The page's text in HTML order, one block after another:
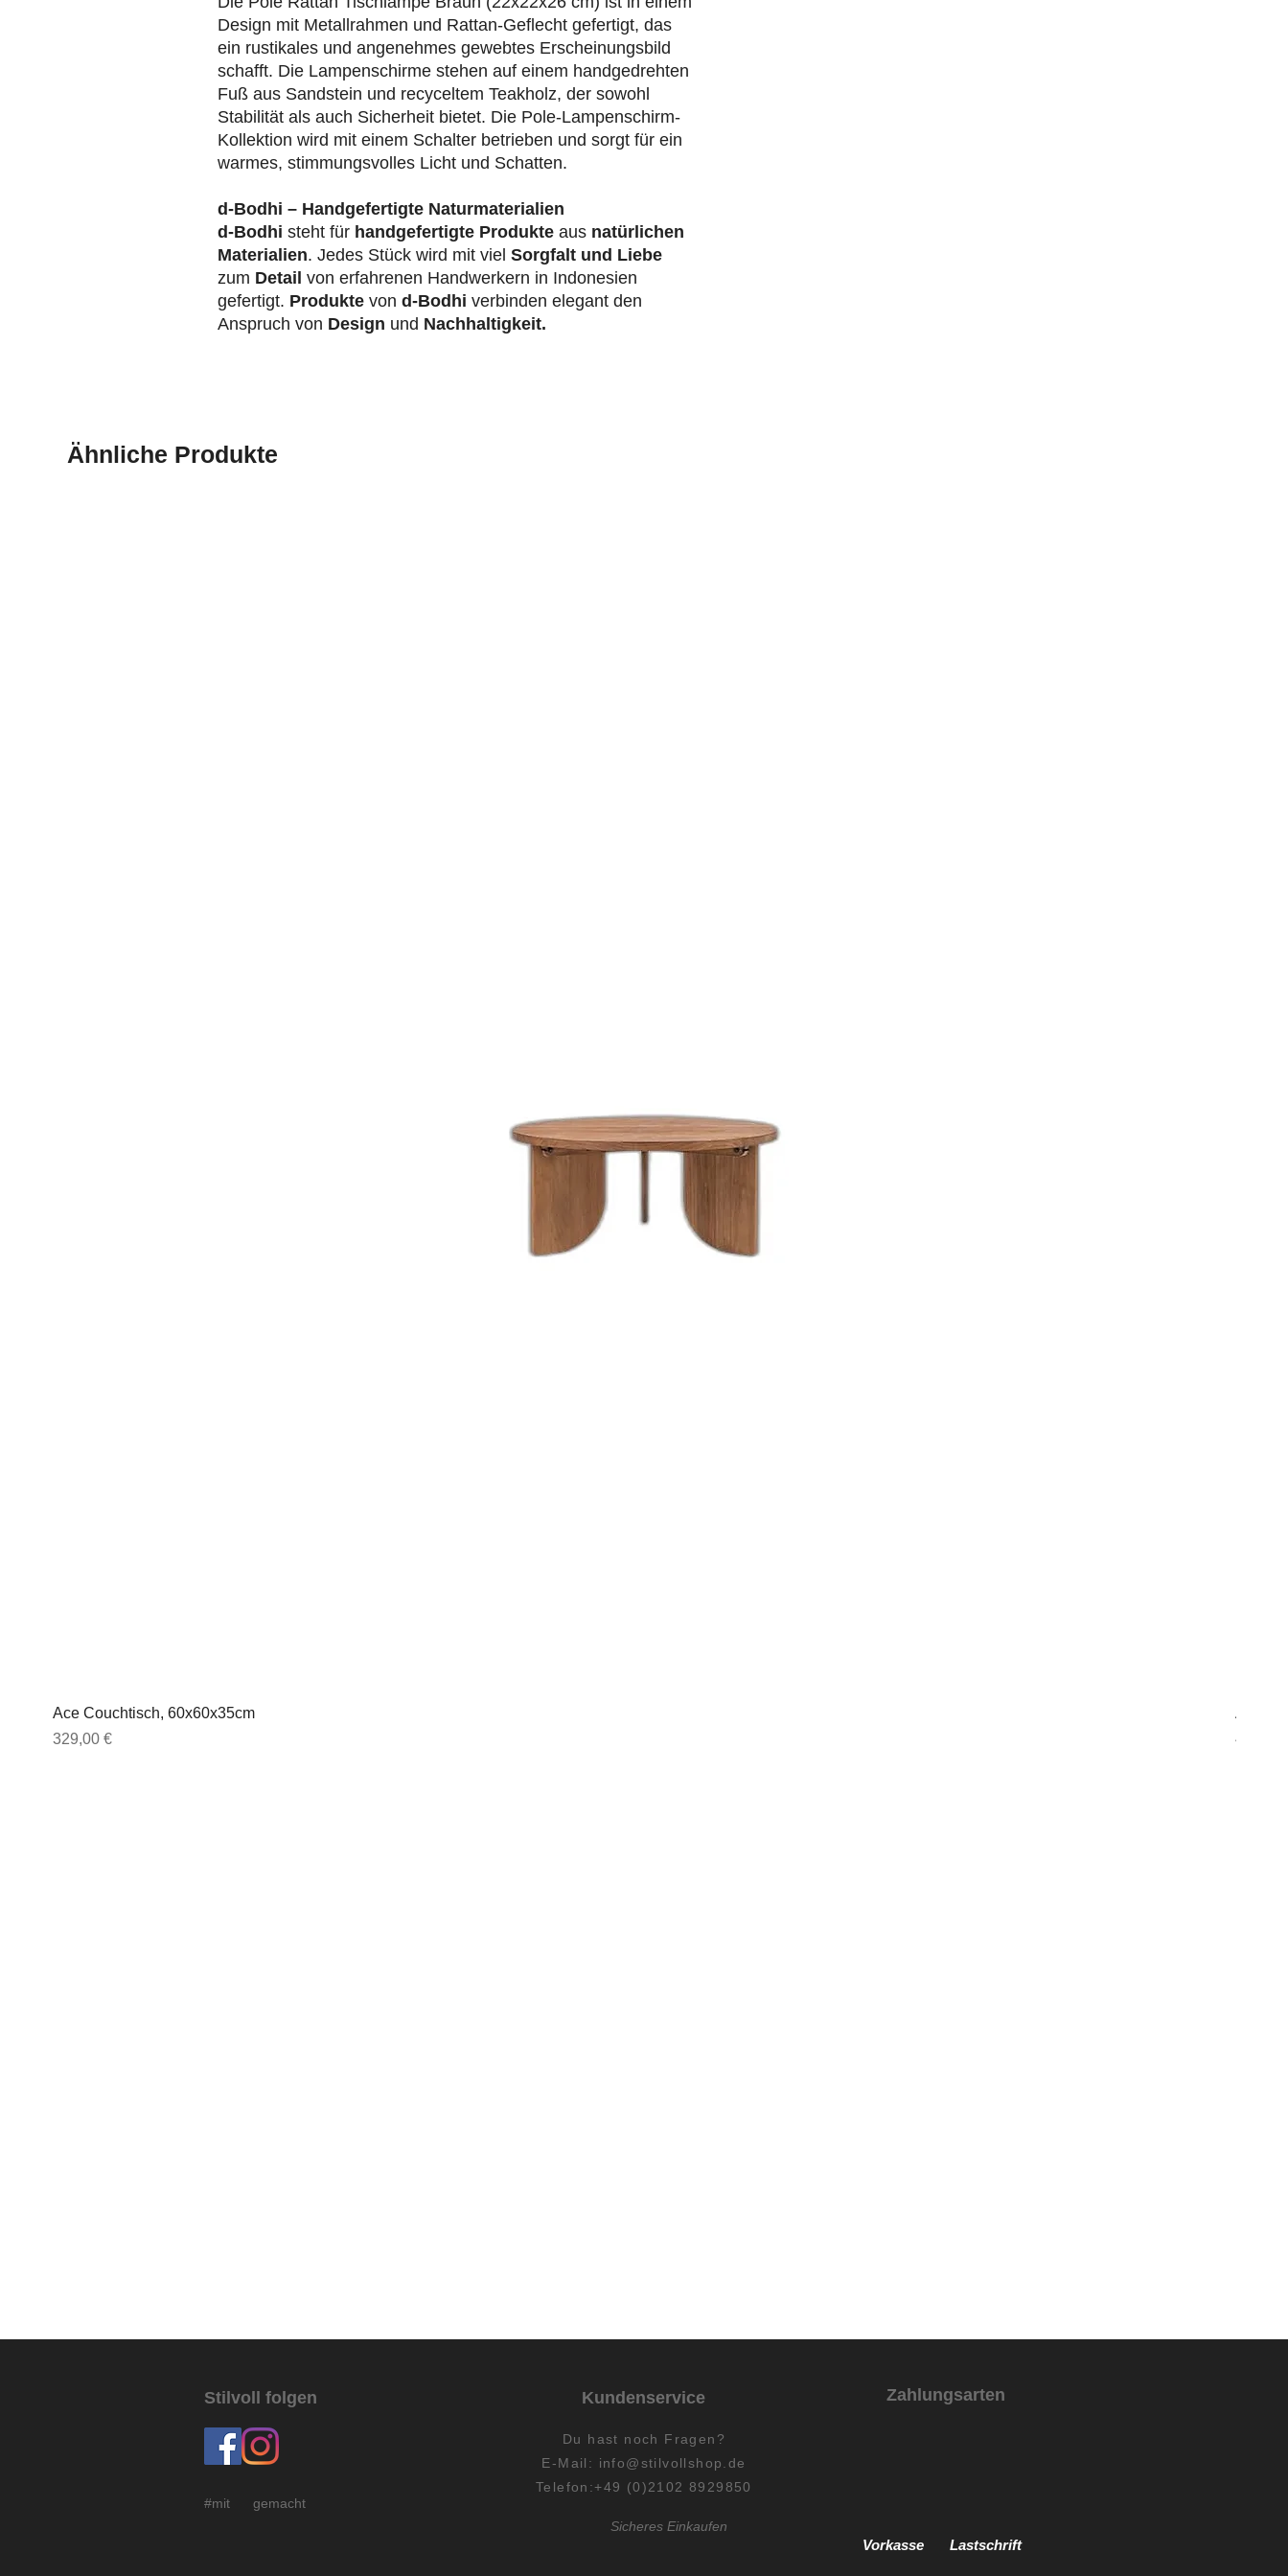
Design mit Metallrahmen und Rattan-Geflecht gefertigt, das
ein rustikales und angenehmes gewebtes Erscheinungsbild
schafft. Die Lampenschirme stehen auf einem handgedrehten
Fuß aus Sandstein und recyceltem Teakholz, der sowohl
Stabilität als auch Sicherheit bietet. Die Pole-Lampenschirm-
Kollektion wird mit einem Schalter betrieben und sorgt für ein
warmes, stimmungsvolles Licht und Schatten.
d-Bodhi – Handgefertigte Naturmaterialien
d-Bodhi steht für handgefertigte Produkte aus natürlichen
Materialien. Jedes Stück wird mit viel Sorgfalt und Liebe
zum Detail von erfahrenen Handwerkern in Indonesien
gefertigt. Produkte von d-Bodhi verbinden elegant den
Anspruch von Design und Nachhaltigkeit.
Ähnliche Produkte
Ace Couchtisch, 60x60x35cm
Preis
329,00 €
Ace
Preis
449,00
Stilvoll folgen
#mit gemacht
Kundenservice
Sicheres Einkaufen
Du hast noch Fragen?
E-Mail: info@stilvollshop.de
Telefon:+49 (0)2102 8929850
Zahlungsarten
Vorkasse Lastschrift